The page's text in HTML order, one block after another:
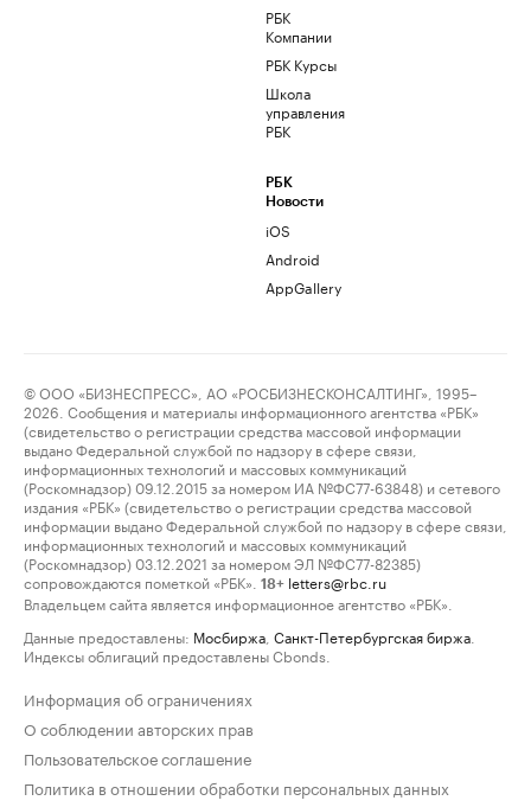
РБК
Компании
РБК Курсы
Школа
управления
РБК
РБК
Новости
iOS
Android
AppGallery
© ООО «БИЗНЕСПРЕСС», АО «РОСБИЗНЕСКОНСАЛТИНГ», 1995–
2026. Сообщения и материалы информационного агентства «РБК»
(свидетельство о регистрации средства массовой информации
выдано Федеральной службой по надзору в сфере связи,
информационных технологий и массовых коммуникаций
(Роскомнадзор) 09.12.2015 за номером ИА №ФС77-63848) и сетевого
издания «РБК» (свидетельство о регистрации средства массовой
информации выдано Федеральной службой по надзору в сфере связи,
информационных технологий и массовых коммуникаций
(Роскомнадзор) 03.12.2021 за номером ЭЛ №ФС77-82385)
сопровождаются пометкой «РБК».
18+ letters@rbc.ru
Владельцем сайта является информационное агентство «РБК».
Данные предоставлены: Мосбиржа Санкт-Петербургская биржа
Индексы облигаций предоставлены Cbonds.
Информация об ограничениях
О соблюдении авторских прав
Пользовательское соглашение
Политика в отношении обработки персональных данных